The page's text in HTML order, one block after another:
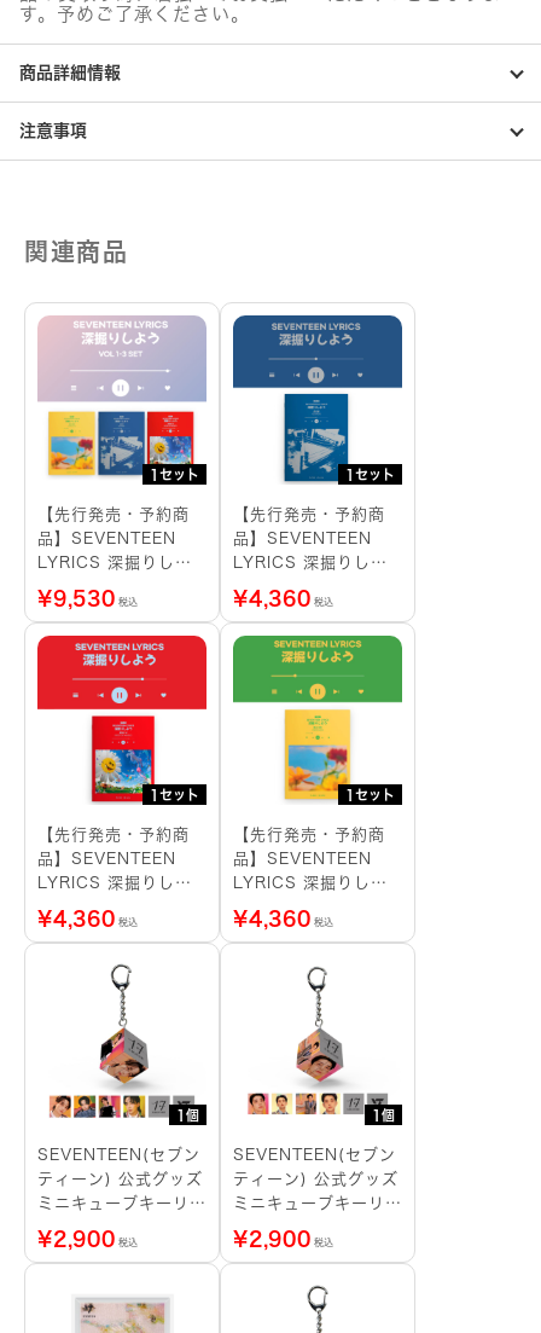
す。予めご了承ください。
商品詳細情報
注意事項
関連商品
1セット
【先行発売・予約商
品】SEVENTEEN
LYRICS 深掘りしよ
う VOL1-3 SET
¥9,530 税込
1セット
【先行発売・予約商
品】SEVENTEEN
LYRICS 深掘りしよ
¥4,360 税込
1セット
【先行発売・予約商
品】SEVENTEEN
LYRICS 深掘りしよ
う VOL 3 GOD OF
MUSIC
¥4,360 税込
1セット
【先行発売・予約商
品】SEVENTEEN
LYRICS 深掘りしよ
う VOL 1 CIRCLES
¥4,360 税込
1個
SEVENTEEN(セブン
ティーン) 公式グッズ
ミニキューブキーリン
グ JEONGHAN
¥2,900 税込
1個
SEVENTEEN(セブン
ティーン) 公式グッズ
ミニキューブキーリン
グ JOSHUA
¥2,900 税込